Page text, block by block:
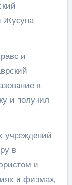
Жусупа
и
в
и получил
учреждений
в
и
и фирмах,